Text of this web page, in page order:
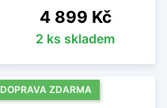
Cena
4 899 Kč
2 ks skladem
DOPRAVA ZDARMA